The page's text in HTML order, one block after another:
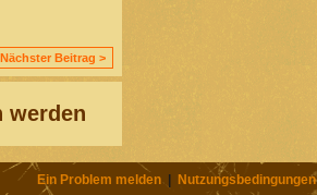
Nächster Beitrag >
werden
Ein Problem melden| Nutzungsbedingungen